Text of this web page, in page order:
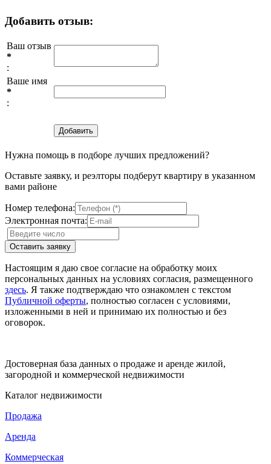
Добавить отзыв:
Ваш отзыв
*
:
Ваше имя
*
:
Нужна помощь в подборе лучших предложений?
Оставьте заявку, и реэлторы подберут квартиру в указанном
вами районе
Номер телефона:
Электронная почта:
Настоящим я даю свое согласие на обработку моих
персональных данных на условиях согласия, размещенного
здесь. Я также подтверждаю что ознакомлен с текстом
Публичной оферты, полностью согласен с условиями,
изложенными в ней и принимаю их полностью и без
оговорок.
Достоверная база данных о продаже и аренде жилой,
загородной и коммерческой недвижимости
Каталог недвижимости
Продажа
Аренда
Коммерческая